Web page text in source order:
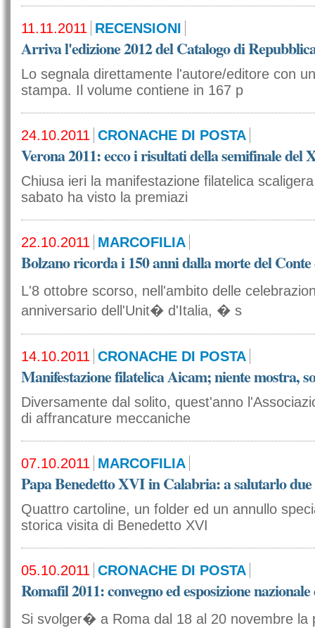
11.11.2011 RECENSIONI
Arriva l'edizione 2012 del Catalogo di
Lo segnala direttamente l'autore/editore con
stampa. Il volume contiene in 167 p
24.10.2011 CRONACHE DI POSTA
Verona 2011: ecco i risultati della semifinale del
Chiusa ieri la manifestazione filatelica
sabato ha visto la premiazi
22.10.2011 MARCOFILIA
Bolzano ricorda i 150 anni dalla morte del
L'8 ottobre scorso, nell'ambito delle
anniversario dell'Unit� d'Italia, � s
14.10.2011 CRONACHE DI POSTA
Manifestazione filatelica Aicam; niente mostra,
Diversamente dal solito, quest'anno
di affrancature meccaniche
07.10.2011 MARCOFILIA
Papa Benedetto XVI in Calabria: a salutarlo
Quattro cartoline, un folder ed un annullo
storica visita di Benedetto XVI
05.10.2011 CRONACHE DI POSTA
Romafil 2011: convegno ed esposizione
Si svolger� a Roma dal 18 al 20 novembre la